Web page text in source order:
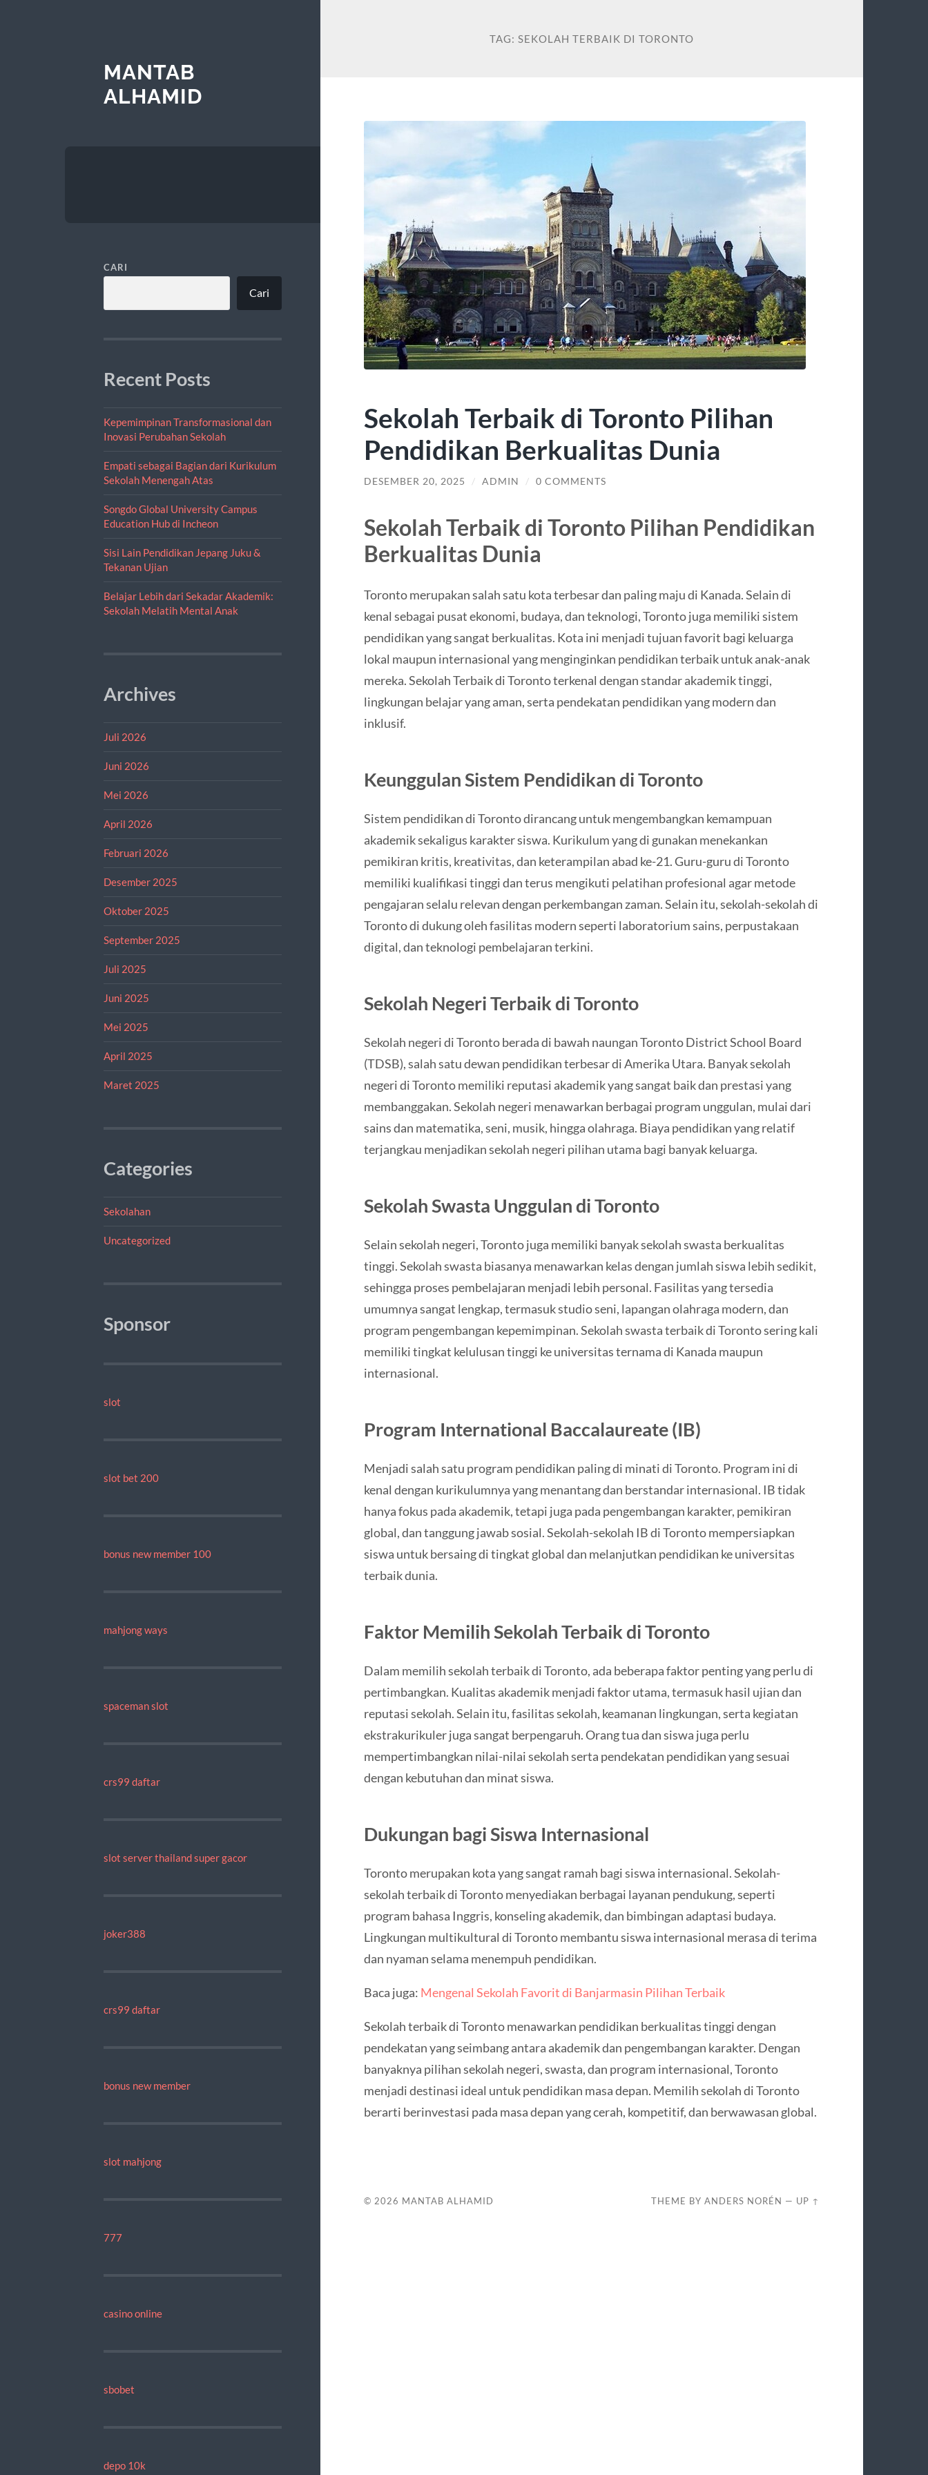
MANTAB
ALHAMID
CARI
Cari
Recent Posts
Kepemimpinan Transformasional dan
Inovasi Perubahan Sekolah
Empati sebagai Bagian dari Kurikulum
Sekolah Menengah Atas
Songdo Global University Campus
Education Hub di Incheon
Sisi Lain Pendidikan Jepang Juku &
Tekanan Ujian
Belajar Lebih dari Sekadar Akademik:
Sekolah Melatih Mental Anak
Archives
Juli 2026
Juni 2026
Mei 2026
April 2026
Februari 2026
Desember 2025
Oktober 2025
September 2025
Juli 2025
Juni 2025
Mei 2025
April 2025
Maret 2025
Categories
Sekolahan
Uncategorized
Sponsor
slot
slot bet 200
bonus new member 100
mahjong ways
spaceman slot
crs99 daftar
slot server thailand super gacor
joker388
crs99 daftar
bonus new member
slot mahjong
777
casino online
sbobet
depo 10k
TAG: SEKOLAH TERBAIK DI TORONTO
Sekolah Terbaik di Toronto Pilihan
Pendidikan Berkualitas Dunia
DESEMBER 20, 2025 / ADMIN / 0 COMMENTS
Sekolah Terbaik di Toronto Pilihan Pendidikan
Berkualitas Dunia
Toronto merupakan salah satu kota terbesar dan paling maju di Kanada. Selain di
kenal sebagai pusat ekonomi, budaya, dan teknologi, Toronto juga memiliki sistem
pendidikan yang sangat berkualitas. Kota ini menjadi tujuan favorit bagi keluarga
lokal maupun internasional yang menginginkan pendidikan terbaik untuk anak-anak
mereka. Sekolah Terbaik di Toronto terkenal dengan standar akademik tinggi,
lingkungan belajar yang aman, serta pendekatan pendidikan yang modern dan
inklusif.
Keunggulan Sistem Pendidikan di Toronto
Sistem pendidikan di Toronto dirancang untuk mengembangkan kemampuan
akademik sekaligus karakter siswa. Kurikulum yang di gunakan menekankan
pemikiran kritis, kreativitas, dan keterampilan abad ke-21. Guru-guru di Toronto
memiliki kualifikasi tinggi dan terus mengikuti pelatihan profesional agar metode
pengajaran selalu relevan dengan perkembangan zaman. Selain itu, sekolah-sekolah di
Toronto di dukung oleh fasilitas modern seperti laboratorium sains, perpustakaan
digital, dan teknologi pembelajaran terkini.
Sekolah Negeri Terbaik di Toronto
Sekolah negeri di Toronto berada di bawah naungan Toronto District School Board
(TDSB), salah satu dewan pendidikan terbesar di Amerika Utara. Banyak sekolah
negeri di Toronto memiliki reputasi akademik yang sangat baik dan prestasi yang
membanggakan. Sekolah negeri menawarkan berbagai program unggulan, mulai dari
sains dan matematika, seni, musik, hingga olahraga. Biaya pendidikan yang relatif
terjangkau menjadikan sekolah negeri pilihan utama bagi banyak keluarga.
Sekolah Swasta Unggulan di Toronto
Selain sekolah negeri, Toronto juga memiliki banyak sekolah swasta berkualitas
tinggi. Sekolah swasta biasanya menawarkan kelas dengan jumlah siswa lebih sedikit,
sehingga proses pembelajaran menjadi lebih personal. Fasilitas yang tersedia
umumnya sangat lengkap, termasuk studio seni, lapangan olahraga modern, dan
program pengembangan kepemimpinan. Sekolah swasta terbaik di Toronto sering kali
memiliki tingkat kelulusan tinggi ke universitas ternama di Kanada maupun
internasional.
Program International Baccalaureate (IB)
Menjadi salah satu program pendidikan paling di minati di Toronto. Program ini di
kenal dengan kurikulumnya yang menantang dan berstandar internasional. IB tidak
hanya fokus pada akademik, tetapi juga pada pengembangan karakter, pemikiran
global, dan tanggung jawab sosial. Sekolah-sekolah IB di Toronto mempersiapkan
siswa untuk bersaing di tingkat global dan melanjutkan pendidikan ke universitas
terbaik dunia.
Faktor Memilih Sekolah Terbaik di Toronto
Dalam memilih sekolah terbaik di Toronto, ada beberapa faktor penting yang perlu di
pertimbangkan. Kualitas akademik menjadi faktor utama, termasuk hasil ujian dan
reputasi sekolah. Selain itu, fasilitas sekolah, keamanan lingkungan, serta kegiatan
ekstrakurikuler juga sangat berpengaruh. Orang tua dan siswa juga perlu
mempertimbangkan nilai-nilai sekolah serta pendekatan pendidikan yang sesuai
dengan kebutuhan dan minat siswa.
Dukungan bagi Siswa Internasional
Toronto merupakan kota yang sangat ramah bagi siswa internasional. Sekolah-
sekolah terbaik di Toronto menyediakan berbagai layanan pendukung, seperti
program bahasa Inggris, konseling akademik, dan bimbingan adaptasi budaya.
Lingkungan multikultural di Toronto membantu siswa internasional merasa di terima
dan nyaman selama menempuh pendidikan.
Baca juga: Mengenal Sekolah Favorit di Banjarmasin Pilihan Terbaik
Sekolah terbaik di Toronto menawarkan pendidikan berkualitas tinggi dengan
pendekatan yang seimbang antara akademik dan pengembangan karakter. Dengan
banyaknya pilihan sekolah negeri, swasta, dan program internasional, Toronto
menjadi destinasi ideal untuk pendidikan masa depan. Memilih sekolah di Toronto
berarti berinvestasi pada masa depan yang cerah, kompetitif, dan berwawasan global.
© 2026 MANTAB ALHAMID THEME BYANDERS NORÉN — UP ↑